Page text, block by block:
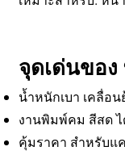
จุดเด่นขอ
น้ำหนักเบา เคลื่อน
งานพิมพ์คม สีสด
คุ้มราคา สำหรับแ